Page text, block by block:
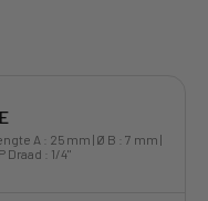
A : 25 mm | Ø B : 7 mm |
Draad : 1/4"